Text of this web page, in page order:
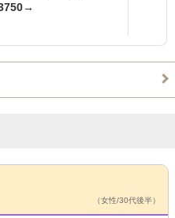
（女性/30代後半）